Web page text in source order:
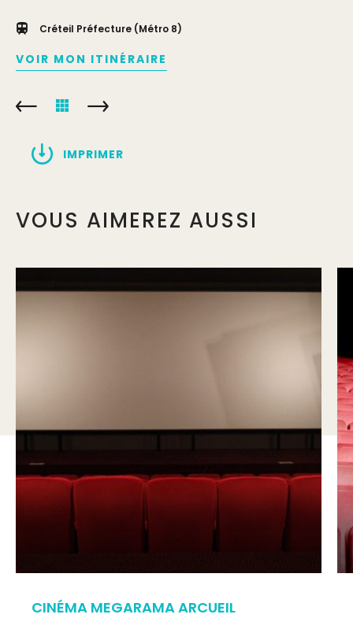
Créteil Préfecture (Métro 8)
VOIR MON ITINÉRAIRE
IMPRIMER
VOUS AIMEREZ AUSSI
CINÉMA MEGARAMA ARCUEIL